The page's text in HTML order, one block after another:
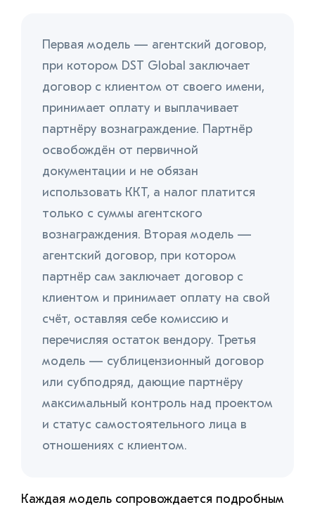
Первая модель — агентский договор,
при котором DST Global заключает
договор с клиентом от своего имени,
принимает оплату и выплачивает
партнёру вознаграждение. Партнёр
освобождён от первичной
документации и не обязан
использовать ККТ, а налог платится
только с суммы агентского
вознаграждения. Вторая модель —
агентский договор, при котором
партнёр сам заключает договор с
клиентом и принимает оплату на свой
счёт, оставляя себе комиссию и
перечисляя остаток вендору. Третья
модель — сублицензионный договор
или субподряд, дающие партнёру
максимальный контроль над проектом
и статус самостоятельного лица в
отношениях с клиентом.
Каждая модель сопровождается подробным